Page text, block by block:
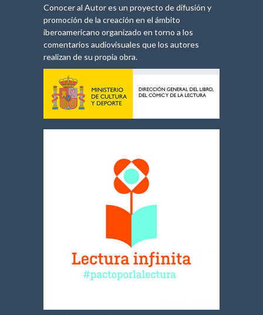
Conocer al Autor es un proyecto de difusión y
promoción de la creación en el ámbito
iberoamericano organizado en torno a los
comentarios audiovisuales que los autores
realizan de su propia obra.